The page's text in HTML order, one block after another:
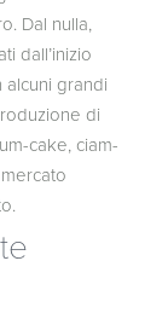
Dal nulla,
dall’inizio
alcuni grandi
di
cake, ciam-